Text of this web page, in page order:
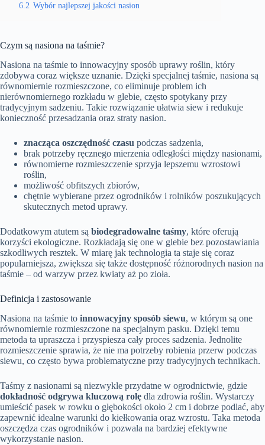
6.2 Wybór najlepszej jakości nasion
Czym są nasiona na taśmie?
Nasiona na taśmie to innowacyjny sposób uprawy roślin, który
zdobywa coraz większe uznanie. Dzięki specjalnej taśmie, nasiona są
równomiernie rozmieszczone, co eliminuje problem ich
nierównomiernego rozkładu w glebie, często spotykany przy
tradycyjnym sadzeniu. Takie rozwiązanie ułatwia siew i redukuje
konieczność przesadzania oraz straty nasion.
znacząca oszczędność czasu podczas sadzenia,
brak potrzeby ręcznego mierzenia odległości między nasionami,
równomierne rozmieszczenie sprzyja lepszemu wzrostowi
roślin,
możliwość obfitszych zbiorów,
chętnie wybierane przez ogrodników i rolników poszukujących
skutecznych metod uprawy.
Dodatkowym atutem są biodegradowalne taśmy, które oferują
korzyści ekologiczne. Rozkładają się one w glebie bez pozostawiania
szkodliwych resztek. W miarę jak technologia ta staje się coraz
popularniejsza, zwiększa się także dostępność różnorodnych nasion na
taśmie – od warzyw przez kwiaty aż po zioła.
Definicja i zastosowanie
Nasiona na taśmie to innowacyjny sposób siewu, w którym są one
równomiernie rozmieszczone na specjalnym pasku. Dzięki temu
metoda ta upraszcza i przyspiesza cały proces sadzenia. Jednolite
rozmieszczenie sprawia, że nie ma potrzeby robienia przerw podczas
siewu, co często bywa problematyczne przy tradycyjnych technikach.
Taśmy z nasionami są niezwykle przydatne w ogrodnictwie, gdzie
dokładność odgrywa kluczową rolę dla zdrowia roślin. Wystarczy
umieścić pasek w rowku o głębokości około 2 cm i dobrze podlać, aby
zapewnić idealne warunki do kiełkowania oraz wzrostu. Taka metoda
oszczędza czas ogrodników i pozwala na bardziej efektywne
wykorzystanie nasion.